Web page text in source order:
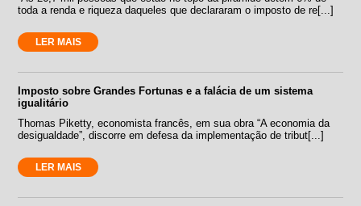
toda a renda e riqueza daqueles que declararam o imposto de re[...]
LER MAIS
Imposto sobre Grandes Fortunas e a falácia de um sistema
igualitário
Thomas Piketty, economista francês, em sua obra “A economia da
desigualdade”, discorre em defesa da implementação de tribut[...]
LER MAIS